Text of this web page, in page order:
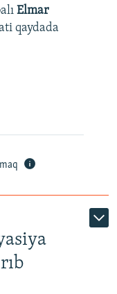
Elmar
qaydada